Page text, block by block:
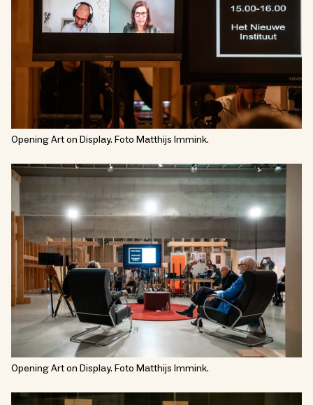
Opening Art on Display. Foto Matthijs Immink.
Opening Art on Display. Foto Matthijs Immink.